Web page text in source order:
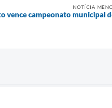
NOTÍCIA
vence campeonato municipal